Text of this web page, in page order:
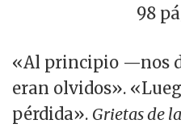
98
«Al principio —nos
eran olvidos».
pérdida». Grietas de